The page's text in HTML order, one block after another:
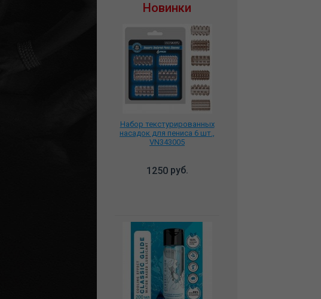
Новинки
Набор текстурированных
насадок для пениса 6 шт.,
VN343005
1250руб.